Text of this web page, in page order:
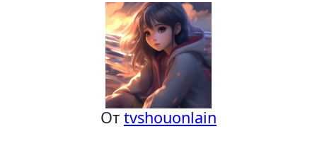
От tvshouonlain